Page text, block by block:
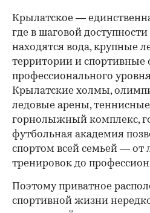
Крылатское —
где в шаговой
находятся вода, крупные
территории и спортивные
профессионального
Крылатские холмы,
ледовые арены,
горнолыжный комплекс,
футбольная академия
спортом всей семьей — от
тренировок до
Поэтому приватное
спортивной жизни